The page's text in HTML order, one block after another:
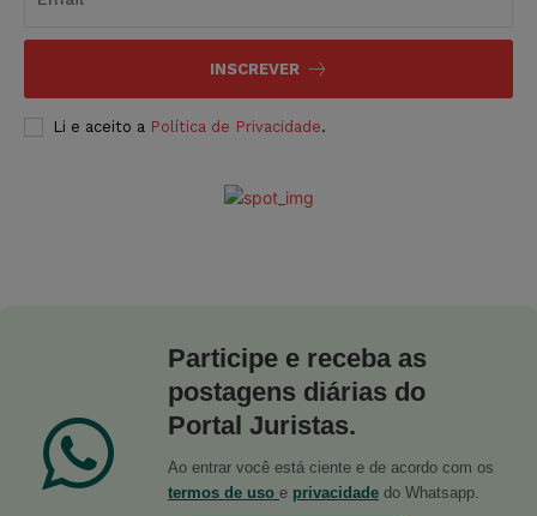
INSCREVER
Li e aceito a Política de Privacidade.
Participe e receba as
postagens diárias do
Portal Juristas.
Ao entrar você está ciente e de acordo com os
termos de uso e privacidade do Whatsapp.